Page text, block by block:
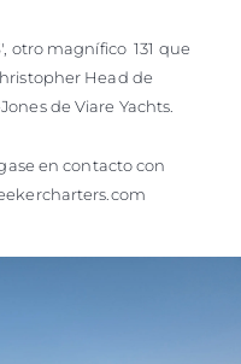
otro magnífico 131 que
Head de
de Viare Yachts.
en contacto con